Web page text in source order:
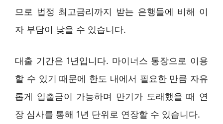
므로 법정 최고금리까지 받는 은행들에 비해 이
자 부담이 낮을 수 있습니다.
대출 기간은 1년입니다. 마이너스 통장으로 이용
할 수 있기 때문에 한도 내에서 필요한 만큼 자유
롭게 입출금이 가능하며 만기가 도래했을 때 연
장 심사를 통해 1년 단위로 연장할 수 있습니다.